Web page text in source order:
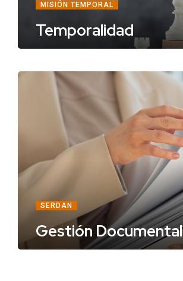
MISIÓN TEMPORAL
Temporalidad
SERDAN
Gestión Documental